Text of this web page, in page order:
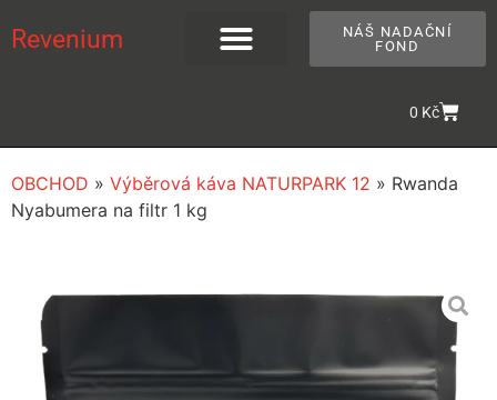
Revenium
NÁŠ NADAČNÍ
FOND
0 Kč
OBCHOD » Výběrová káva NATURPARK 12 » Rwanda
Nyabumera na filtr 1 kg